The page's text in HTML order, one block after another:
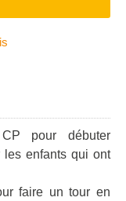
pour débuter
les enfants qui ont
faire un tour en